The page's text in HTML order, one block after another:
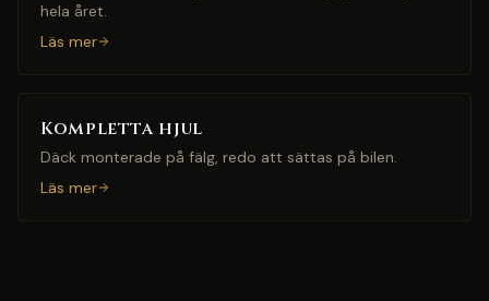
hela året.
Läs mer
Kompletta hjul
Däck monterade på fälg, redo att sättas på bilen.
Läs mer